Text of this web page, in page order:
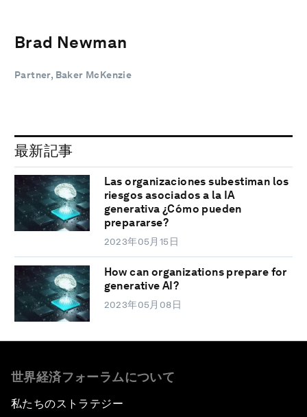
Brad Newman
Partner, Baker McKenzie
最新記事
Las organizaciones subestiman los
riesgos asociados a la IA
generativa ¿Cómo pueden
prepararse?
2023年05月15日
How can organizations prepare for
generative AI?
2023年05月08日
世界経済フォーラムについて
私たちのストラテジー